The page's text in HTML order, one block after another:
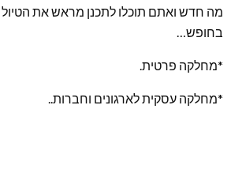
מה חדש ואתם תוכלו לתכנן מראש את
בחופש…
*מחלקה פרטית.
*מחלקה עסקית לארגונים וחברות..